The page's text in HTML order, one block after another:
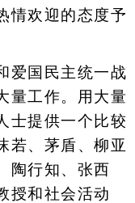
情欢迎的态度予
国民主统一战
量工作。用大量
士提供一个比较
若、茅盾、柳亚
陶行知、张西
授和社会活动